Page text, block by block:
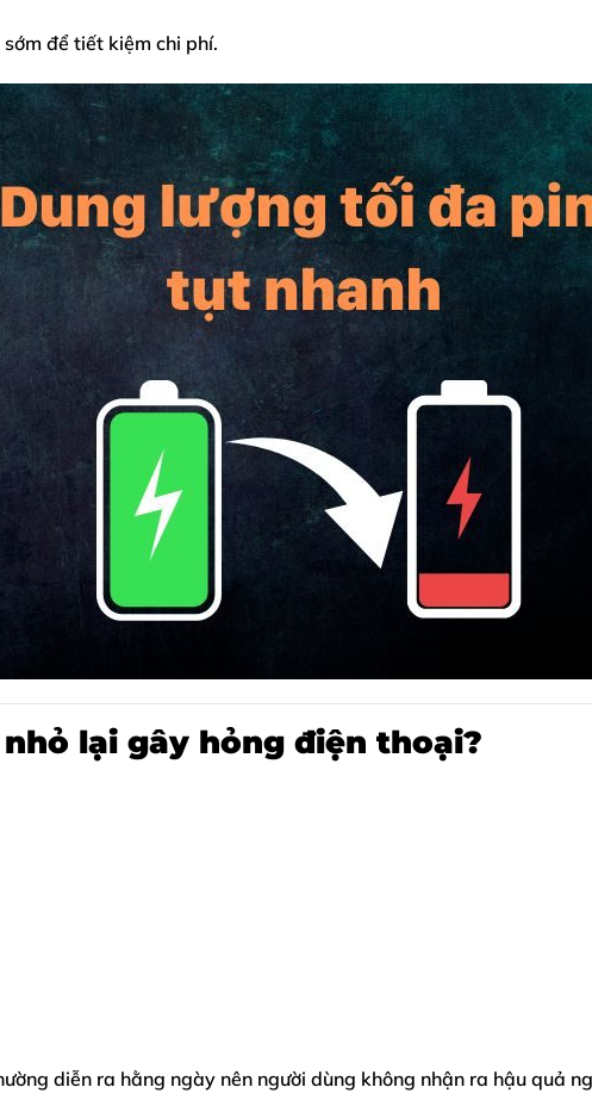
để tiết kiệm chi phí.
lại gây hỏng điện thoại?
diễn ra hằng ngày nên người dùng không nhận ra hậu quả